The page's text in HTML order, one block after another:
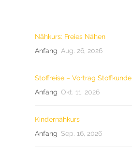
Nähkurs: Freies Nähen
Anfang Aug. 26, 2026
Stoffreise – Vortrag Stoffkunde
Anfang Okt. 11, 2026
Kindernähkurs
Anfang Sep. 16, 2026